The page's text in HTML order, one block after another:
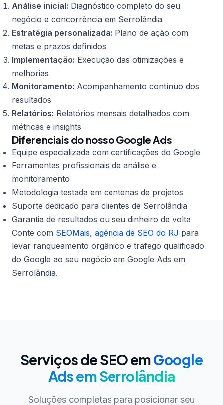
Análise inicial: Diagnóstico completo do seu
negócio e concorrência em Serrolândia
Estratégia personalizada: Plano de ação com
metas e prazos definidos
Implementação: Execução das otimizações e
melhorias
Monitoramento: Acompanhamento contínuo dos
resultados
Relatórios: Relatórios mensais detalhados com
métricas e insights
Diferenciais do nosso Google Ads
Equipe especializada com certificações do Google
Ferramentas profissionais de análise e
monitoramento
Metodologia testada em centenas de projetos
Suporte dedicado para clientes de Serrolândia
Garantia de resultados ou seu dinheiro de volta
Conte com SEOMais, agência de SEO do RJ para
levar ranqueamento orgânico e tráfego qualificado
do Google ao seu negócio em Google Ads em
Serrolândia.
Serviços de SEO emGoogle
Ads em Serrolândia
Soluções completas para posicionar seu